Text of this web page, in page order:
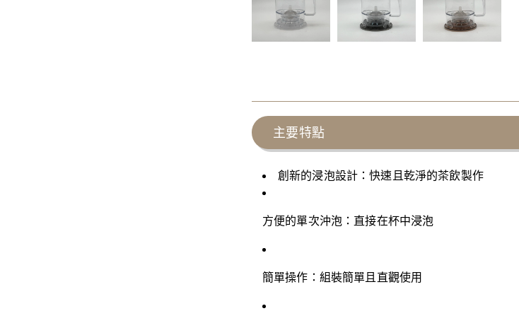
主要特點
創新的浸泡設計：快速且乾淨的茶飲製作
方便的單次沖泡：直接在杯中浸泡
簡單操作：組裝簡單且直觀使用